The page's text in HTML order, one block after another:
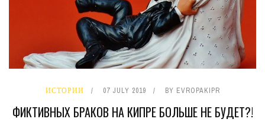
ИСТОРИИ 07 JULY 2019 BY EVROPAKIPR
ФИКТИВНЫХ БРАКОВ НА КИПРЕ БОЛЬШЕ НЕ БУДЕТ?!